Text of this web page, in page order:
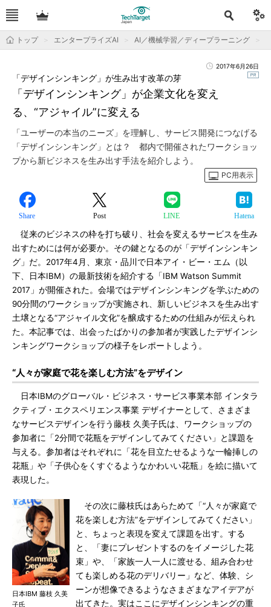
トップ エンタープライズAI AI／機械学習／ディープラーニング
2017年6月26日
「デザインシンキング」が企業文化を変え
る、“アジャイル”に変える
「デザインシンキング」が生み出す改革の芽
「ユーザーの本当のニーズ」を理解し、サービス開発につなげる
「デザインシンキング」とは？ 都内で開催されたワークショッ
プから新ビジネスを生み出す手法を紹介しよう。
PC用表示
Share Post LINE Hatena
従来のビジネスの枠を打ち破り、社会を変えるサービスを生み
出すためには何が必要か。その鍵となるのが「デザインシンキン
グ」だ。2017年4月、東京・品川で日本アイ・ビー・エム（以
下、日本IBM）の最新技術を紹介する「IBM Watson Summit
2017」が開催された。会場ではデザインシンキングを学ぶための
90分間のワークショップが実施され、新しいビジネスを生み出す
土壌となる“アジャイル文化”を醸成するための仕組みが伝えられ
た。本記事では、出会ったばかりの参加者が実践したデザインシ
ンキングワークショップの様子をレポートしよう。
“人々が家庭で花を楽しむ方法”をデザイン
日本IBMのグローバル・ビジネス・サービス事業本部 インタラ
クティブ・エクスペリエンス事業 デザイナーとして、さまざま
なサービスデザインを行う藤枝 久美子氏は、ワークショップの
参加者に「2分間で花瓶をデザインしてみてください」と課題を
与える。参加者はそれぞれに「花を目立たせるような一輪挿しの
花瓶」や「子供心をくすぐるようなかわいい花瓶」を絵に描いて
表現した。
日本IBM 藤枝 久美
子氏
その次に藤枝氏はあらためて「“人々が家庭で
花を楽しむ方法”をデザインしてみてください」
と、ちょっと表現を変えて課題を出す。する
と、「妻にプレゼントするのをイメージした花
束」や、「家族一人一人に渡せる、組み合わせ
ても楽しめる花のデリバリー」など、体験、シ
ーンが想像できるようなさまざまなアイデアが
出てきた。実はここにデザインシンキングの重